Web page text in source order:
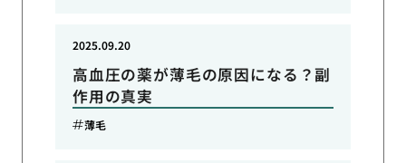
高血圧の薬が薄毛の原因になる？副
作用の真実
2025.09.20
薄毛